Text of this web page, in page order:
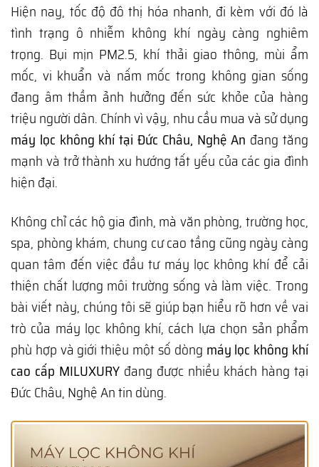
Hiện nay, tốc độ đô thị hóa nhanh, đi kèm với đó là
tình trạng ô nhiễm không khí ngày càng nghiêm
trọng. Bụi mịn PM2.5, khí thải giao thông, mùi ẩm
mốc, vi khuẩn và nấm mốc trong không gian sống
đang âm thầm ảnh hưởng đến sức khỏe của hàng
triệu người dân. Chính vì vậy, nhu cầu mua và sử dụng
máy lọc không khí tại Đức Châu, Nghệ An đang tăng
mạnh và trở thành xu hướng tất yếu của các gia đình
hiện đại.
Không chỉ các hộ gia đình, mà văn phòng, trường học,
spa, phòng khám, chung cư cao tầng cũng ngày càng
quan tâm đến việc đầu tư máy lọc không khí để cải
thiện chất lượng môi trường sống và làm việc. Trong
bài viết này, chúng tôi sẽ giúp bạn hiểu rõ hơn về vai
trò của máy lọc không khí, cách lựa chọn sản phẩm
phù hợp và giới thiệu một số dòng máy lọc không khí
cao cấp MILUXURY đang được nhiều khách hàng tại
Đức Châu, Nghệ An tin dùng.